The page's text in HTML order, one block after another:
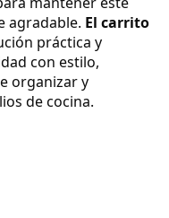
agradable. El carrito
práctica y
con estilo,
organizar y
de cocina.